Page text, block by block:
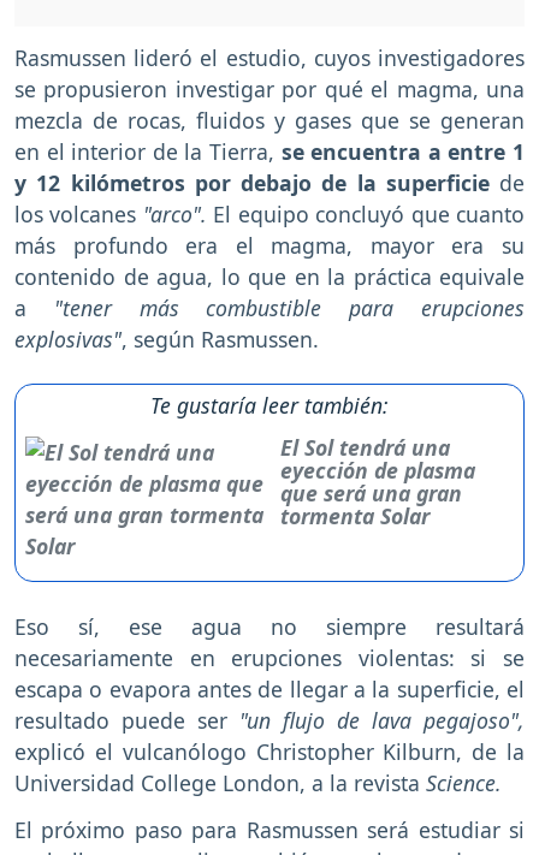
Rasmussen lideró el estudio, cuyos investigadores
se propusieron investigar por qué el magma, una
mezcla de rocas, fluidos y gases que se generan
en el interior de la Tierra, se encuentra a entre 1
y 12 kilómetros por debajo de la superficie de
los volcanes "arco". El equipo concluyó que cuanto
más profundo era el magma, mayor era su
contenido de agua, lo que en la práctica equivale
a "tener más combustible para erupciones
explosivas", según Rasmussen.
Te gustaría leer también:
El Sol tendrá una
eyección de plasma
que será una gran
tormenta Solar
Eso sí, ese agua no siempre resultará
necesariamente en erupciones violentas: si se
escapa o evapora antes de llegar a la superficie, el
resultado puede ser "un flujo de lava pegajoso",
explicó el vulcanólogo Christopher Kilburn, de la
Universidad College London, a la revista Science.
El próximo paso para Rasmussen será estudiar si